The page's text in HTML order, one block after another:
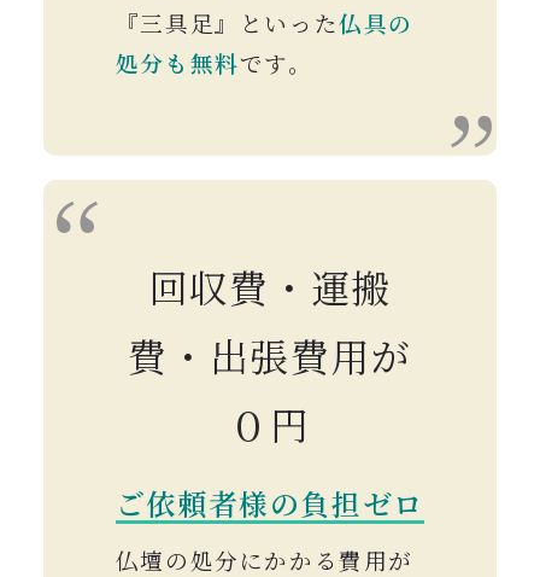
『三具足』といった仏具の
処分も無料です。
回収費・運搬
費・出張費用が
０円
ご依頼者様の負担ゼロ
仏壇の処分にかかる費用が